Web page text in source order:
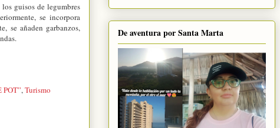
guisos de legumbres
se incorpora
se añaden garbanzos,
POT”,Turismo
De aventura por Santa Marta